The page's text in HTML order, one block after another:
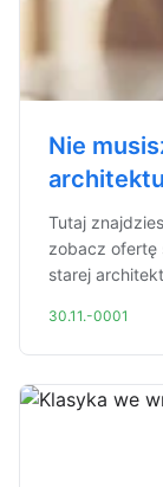
Nie
Tutaj
zobacz ofertę
starej
30.11.-0001